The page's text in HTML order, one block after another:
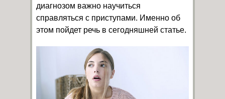
диагнозом важно научиться
справляться с приступами. Именно об
этом пойдет речь в сегодняшней статье.